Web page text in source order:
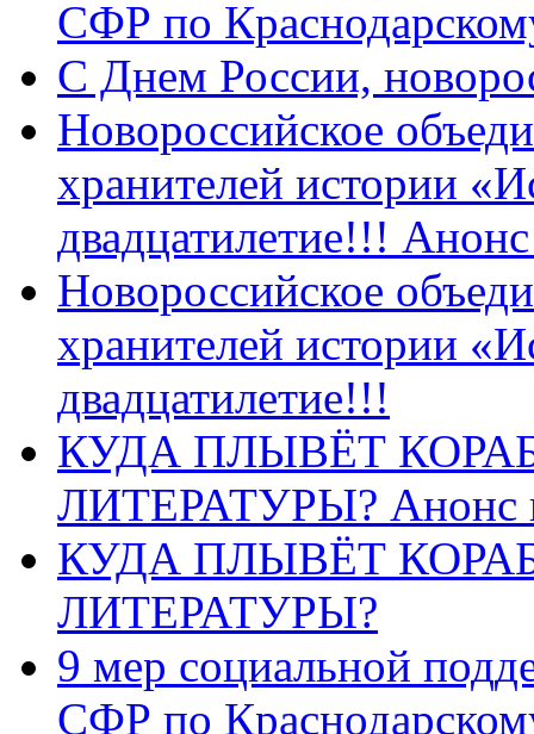
СФР по
C Днем России,
Новороссийское
хранителей истории
двадцатилетие!!!
Новороссийское
хранителей истории
двадцатилетие!!!
КУДА ПЛЫВЁТ
ЛИТЕРАТУРЫ? Анонс
КУДА ПЛЫВЁТ
ЛИТЕРАТУРЫ?
9 мер социальной
СФР по